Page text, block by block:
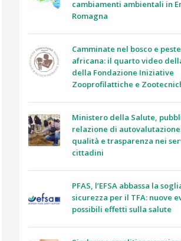
cambiamenti ambientali in
Romagna
Camminate nel bosco e
africana: il quarto video
della Fondazione Iniziative
Zooprofilattiche e
Ministero della Salute,
relazione di
qualità e trasparenza nei
cittadini
PFAS, l’EFSA abbassa la
sicurezza per il TFA: nuove
possibili effetti sulla salute